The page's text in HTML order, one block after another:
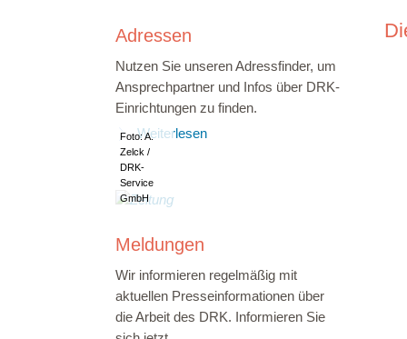
Adressen
Nutzen Sie unseren Adressfinder, um
Ansprechpartner und Infos über DRK-
Einrichtungen zu finden.
Weiterlesen
Foto: A.
Zelck /
DRK-
Service
GmbH
Meldungen
Wir informieren regelmäßig mit
aktuellen Presseinformationen über
die Arbeit des DRK. Informieren Sie